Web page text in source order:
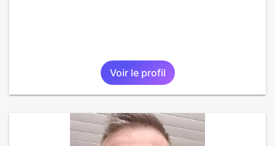
Voir le profil